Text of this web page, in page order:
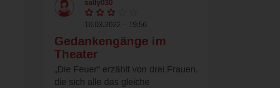
sally030
10.03.2022 – 19:56
Gedankengänge im
Theater
„Die Feuer“ erzählt von drei Frauen,
die sich alle das gleiche